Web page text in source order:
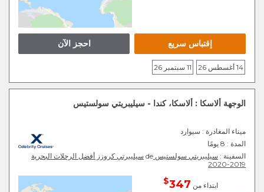
احجز الآن إقتباس سريع
14 أغسطس 26 11 سبتمبر 26
الوجهة ألاسكا : ألاسكا، كندا - سيليبريتي سولستيس
ميناء المغادرة : سيوارد
المدة : 8 يومًا
السفينة : سيليبريتي سولستيس de سيليبرتي كروزز أفضل الرحلات البحرية
2019-2020
ابتداء من 347
$